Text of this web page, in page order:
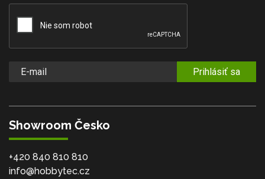
Prihlásiť sa
Showroom Česko
+420 840 810 810
info@hobbytec.cz